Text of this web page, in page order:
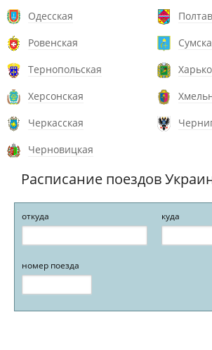
Одесская
Ровенская
Тернопольская
Херсонская
Черкасская
Черновицкая
Расписание поездов
откуда куда
номер поезда